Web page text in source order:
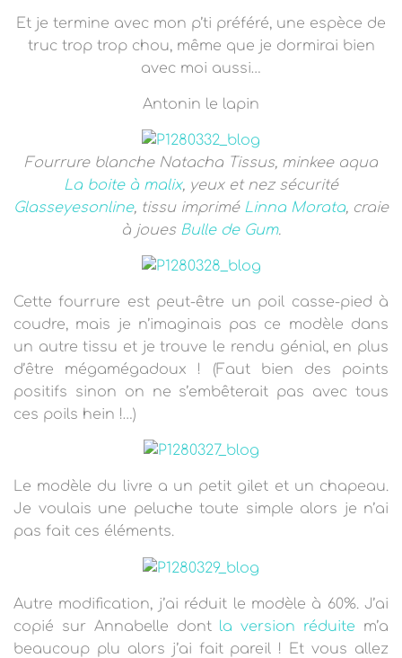
Et je termine avec mon p’ti préféré, une espèce de
truc trop trop chou, même que je dormirai bien
avec moi aussi…
Antonin le lapin
Fourrure blanche Natacha Tissus, minkee aqua
La boite à malix, yeux et nez sécurité
Glasseyesonline, tissu imprimé Linna Morata, craie
à joues Bulle de Gum.
Cette fourrure est peut-être un poil casse-pied à
coudre, mais je n’imaginais pas ce modèle dans
un autre tissu et je trouve le rendu génial, en plus
d’être mégamégadoux ! (Faut bien des points
positifs sinon on ne s’embêterait pas avec tous
ces poils hein !…)
Le modèle du livre a un petit gilet et un chapeau.
Je voulais une peluche toute simple alors je n’ai
pas fait ces éléments.
Autre modification, j’ai réduit le modèle à 60%. J’ai
copié sur Annabelle dont la version réduite m’a
beaucoup plu alors j’ai fait pareil ! Et vous allez